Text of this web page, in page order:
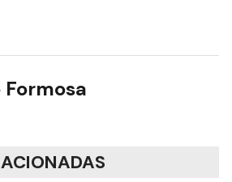
Formosa